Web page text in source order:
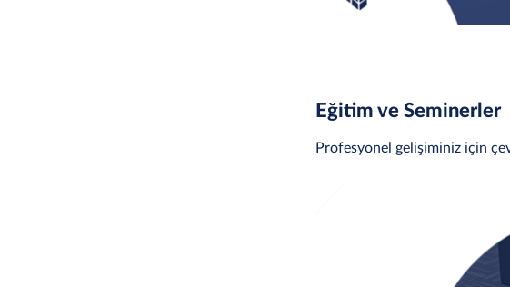
Eğitim ve Seminerler
Profesyonel gelişiminiz için